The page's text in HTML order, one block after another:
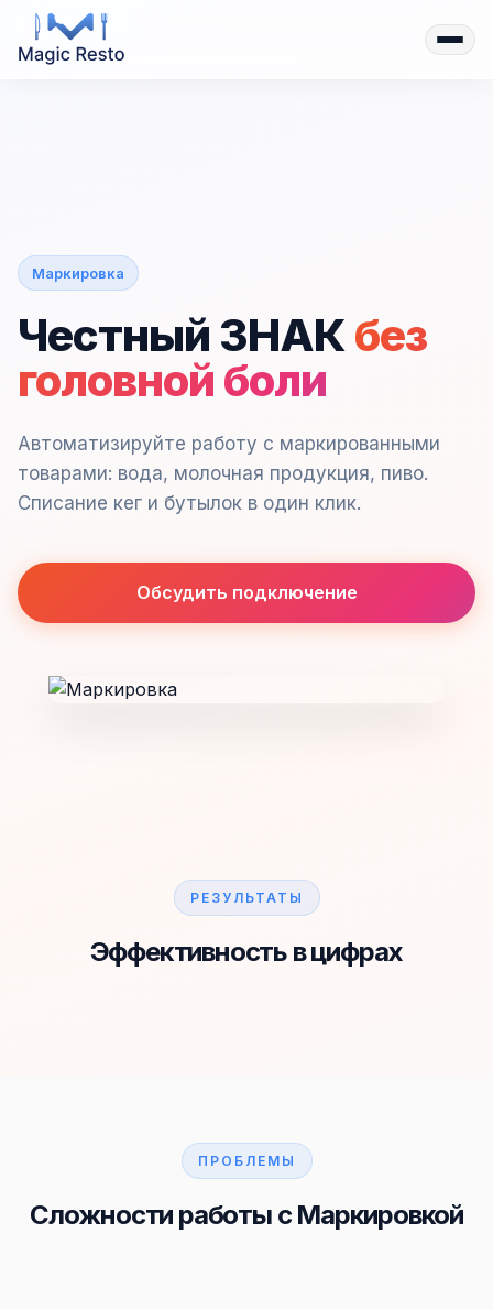
Маркировка
Честный ЗНАКбез
головной боли
Автоматизируйте работу с маркированными
товарами: вода, молочная продукция, пиво.
Списание кег и бутылок в один клик.
Обсудить подключение
РЕЗУЛЬТАТЫ
Эффективность в цифрах
ПРОБЛЕМЫ
Сложности работы с Маркировкой